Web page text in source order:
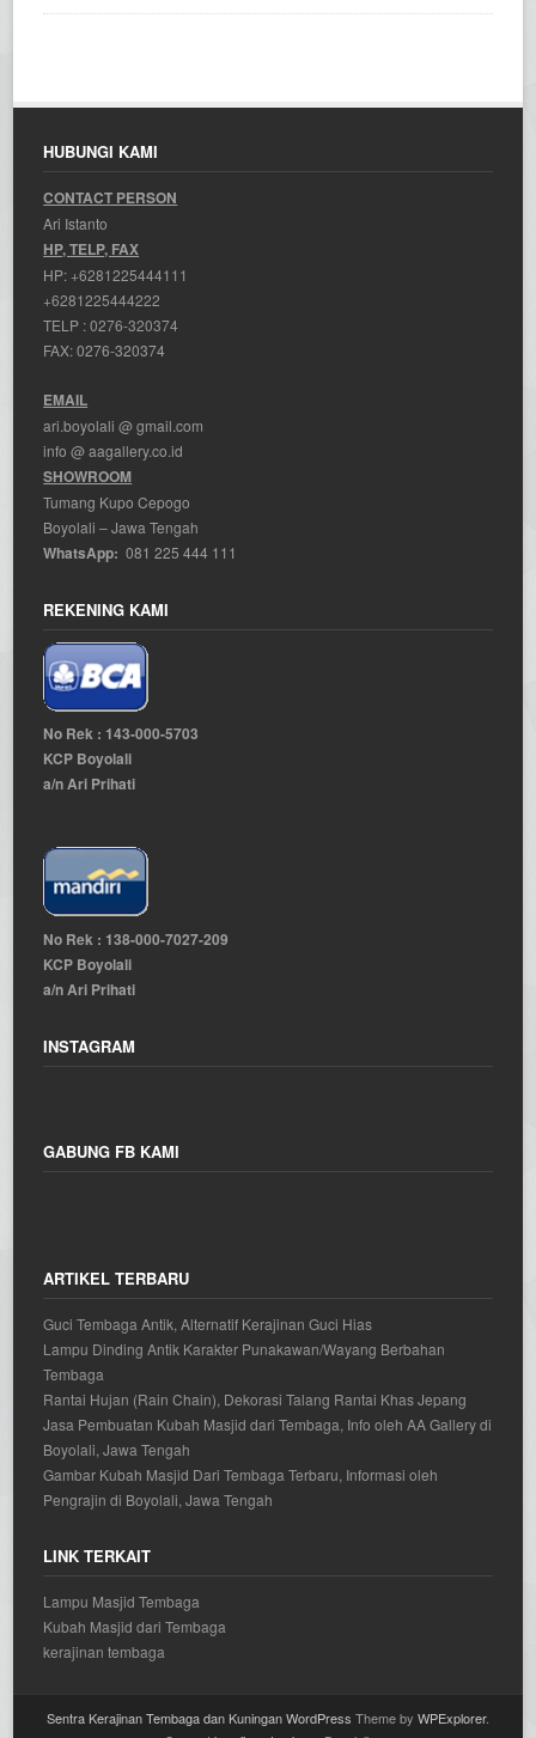
HUBUNGI KAMI
CONTACT PERSON
Ari Istanto
HP, TELP, FAX
HP: +6281225444111
+6281225444222
TELP :0276-320374
FAX: 0276-320374
EMAIL
ari.boyolali @ gmail.com
info @ aagallery.co.id
SHOWROOM
Tumang Kupo Cepogo
Boyolali – Jawa Tengah
WhatsApp: 081 225 444 111
REKENING KAMI
No Rek : 143-000-5703
KCP Boyolali
a/n Ari Prihati
No Rek : 138-000-7027-209
KCP Boyolali
a/n Ari Prihati
INSTAGRAM
GABUNG FB KAMI
ARTIKEL TERBARU
Guci Tembaga Antik, Alternatif Kerajinan Guci Hias
Lampu Dinding Antik Karakter Punakawan/Wayang Berbahan
Tembaga
Rantai Hujan (Rain Chain), Dekorasi Talang Rantai Khas Jepang
Jasa Pembuatan Kubah Masjid dari Tembaga, Info oleh AA Gallery di
Boyolali, Jawa Tengah
Gambar Kubah Masjid Dari Tembaga Terbaru, Informasi oleh
Pengrajin di Boyolali, Jawa Tengah
LINK TERKAIT
Lampu Masjid Tembaga
Kubah Masjid dari Tembaga
kerajinan tembaga
Sentra Kerajinan Tembaga dan KuninganWordPress Theme by WPExplorer.